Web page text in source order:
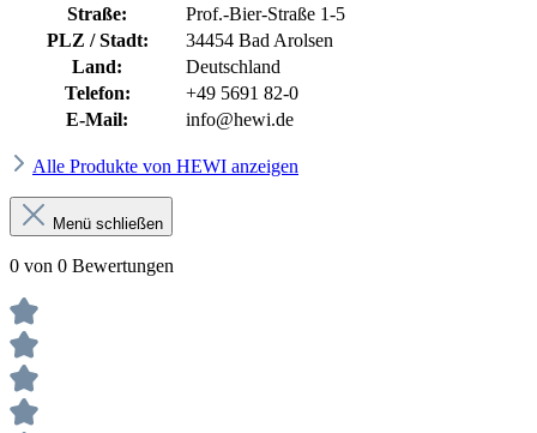
Straße:
Prof.-Bier-Straße 1-5
PLZ / Stadt:
34454 Bad Arolsen
Land:
Deutschland
Telefon:
+49 5691 82-0
E-Mail:
info@hewi.de
Alle Produkte von HEWI anzeigen
Menü schließen
0 von 0 Bewertungen